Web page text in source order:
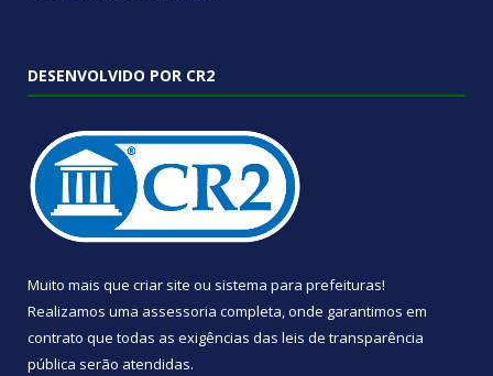
DESENVOLVIDO POR CR2
Muito mais que criar site ou sistema para prefeituras!
Realizamos uma assessoria completa, onde garantimos em
contrato que todas as exigências das leis de transparência
pública serão atendidas.